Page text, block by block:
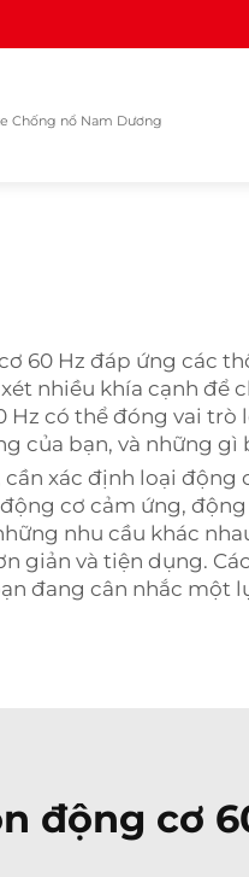
Chống nổ Nam Dương
60 Hz đáp ứng các
nhiều khía cạnh để
Hz có thể đóng vai
của bạn, và những
cần xác định loại
cơ cảm ứng,
nhu cầu khác
giản và tiện dụng.
đang cân nhắc một
động cơ